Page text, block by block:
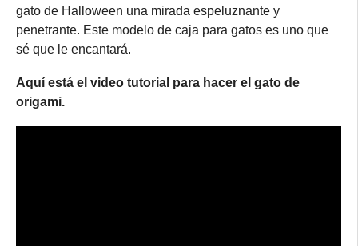
gato de Halloween una mirada espeluznante y
penetrante. Este modelo de caja para gatos es uno que
sé que le encantará.
Aquí está el video tutorial para hacer el gato de
origami.